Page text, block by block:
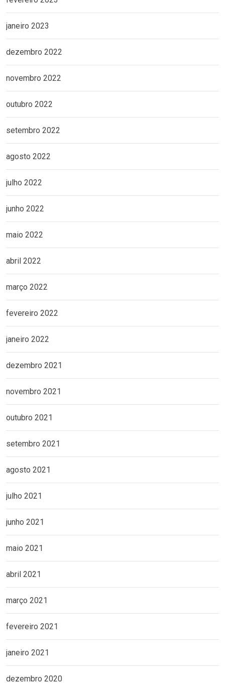
janeiro 2023
dezembro 2022
novembro 2022
outubro 2022
setembro 2022
agosto 2022
julho 2022
junho 2022
maio 2022
abril 2022
março 2022
fevereiro 2022
janeiro 2022
dezembro 2021
novembro 2021
outubro 2021
setembro 2021
agosto 2021
julho 2021
junho 2021
maio 2021
abril 2021
março 2021
fevereiro 2021
janeiro 2021
dezembro 2020